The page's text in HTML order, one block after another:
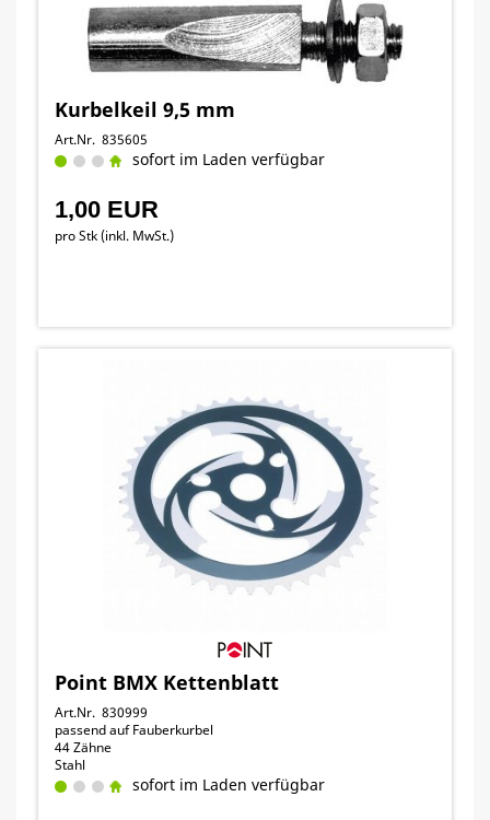
Kurbelkeil 9,5 mm
Art.Nr. 835605
sofort im Laden verfügbar
1,00 EUR
pro Stk (inkl. MwSt.)
Point BMX Kettenblatt
Art.Nr. 830999
passend auf Fauberkurbel
44 Zähne
Stahl
sofort im Laden verfügbar